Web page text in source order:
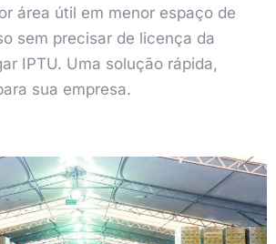
área útil em menor espaço de
sem precisar de licença da
IPTU. Uma solução rápida,
sua empresa.